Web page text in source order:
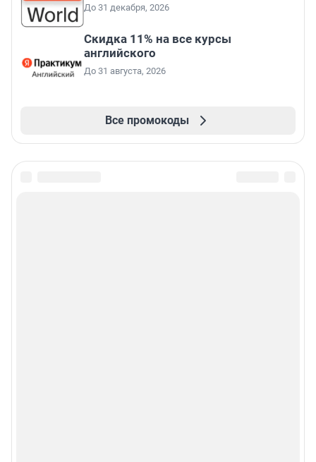
До 31 декабря, 2026
Скидка 11% на все курсы
английского
До 31 августа, 2026
Все промокоды